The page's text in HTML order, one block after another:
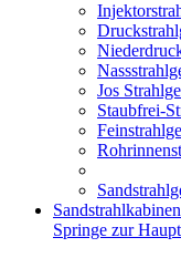
Jos
Staubfrei-
Sandstrahlkabinen
Springe zur